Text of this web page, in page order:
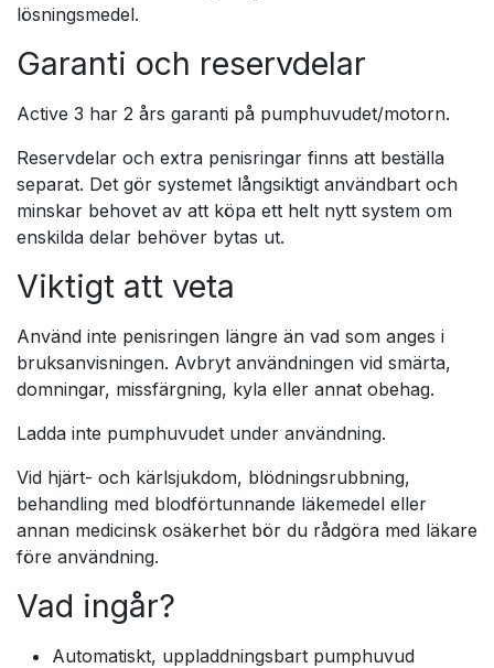
lösningsmedel.
Garanti och reservdelar
Active 3 har 2 års garanti på pumphuvudet/motorn.
Reservdelar och extra penisringar finns att beställa
separat. Det gör systemet långsiktigt användbart och
minskar behovet av att köpa ett helt nytt system om
enskilda delar behöver bytas ut.
Viktigt att veta
Använd inte penisringen längre än vad som anges i
bruksanvisningen. Avbryt användningen vid smärta,
domningar, missfärgning, kyla eller annat obehag.
Ladda inte pumphuvudet under användning.
Vid hjärt- och kärlsjukdom, blödningsrubbning,
behandling med blodförtunnande läkemedel eller
annan medicinsk osäkerhet bör du rådgöra med läkare
före användning.
Vad ingår?
Automatiskt, uppladdningsbart pumphuvud